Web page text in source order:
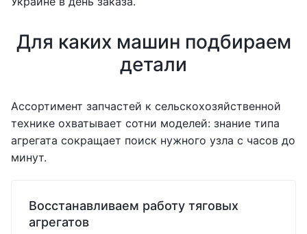
Для каких машин подбираем
детали
Ассортимент запчастей к сельскохозяйственной
технике охватывает сотни моделей: знание типа
агрегата сокращает поиск нужного узла с часов до
минут.
Восстанавливаем работу тяговых
агрегатов